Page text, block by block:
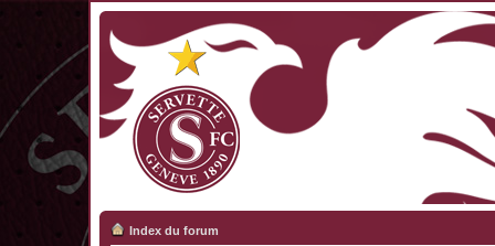
Index du forum